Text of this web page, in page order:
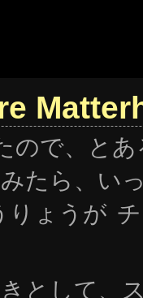
ので、と
たら、い
ょうが
として、